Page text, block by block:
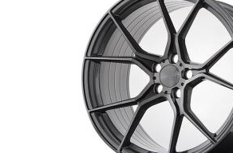
korostaa, että nämä vanteet
uskomattoman hyvän
niiden hintaan. Edistynyt Flow
tuotantotekniikka tekee vanteista
että kevyempiä kuin tavalliset
Tämän huomaat ajaessasi ABS
Olemme ylpeitä voidessamme
valikoimassamme!